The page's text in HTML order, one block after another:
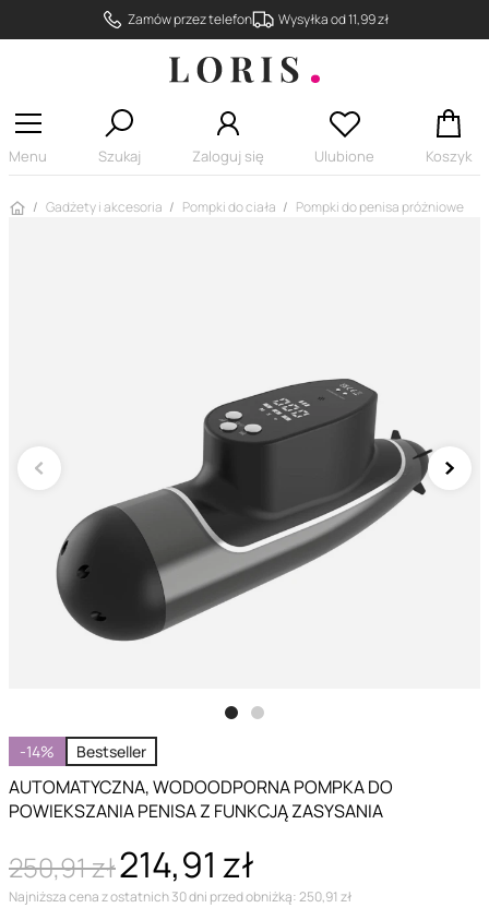
Zamów przez telefon Wysyłka od 11,99 zł
Menu Szukaj Zaloguj się Ulubione Koszyk
Strona główna
Gadżety i akcesoria Pompki do ciała Pompki do penisa próżniowe
-14% Bestseller
AUTOMATYCZNA, WODOODPORNA POMPKA DO
POWIEKSZANIA PENISA Z FUNKCJĄ ZASYSANIA
250,91 zł214,91 zł
Najniższa cena z ostatnich 30 dni przed obniżką: 250,91 zł